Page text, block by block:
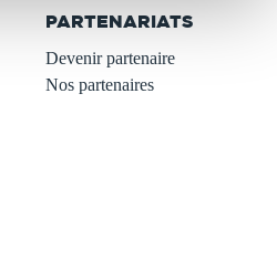
PARTENARIATS
Devenir partenaire
Nos partenaires